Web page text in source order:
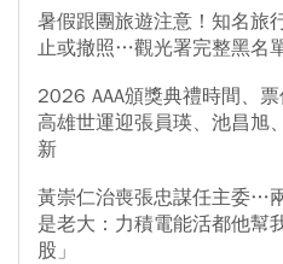
暑假跟團旅遊注意！知名旅
止或撤照…觀光署完整黑名
2026 AAA頒獎典禮時間、
高雄世運迎張員瑛、池昌旭
新
黃崇仁治喪張忠謀任主委…
是老大：力積電能活都他幫
股」